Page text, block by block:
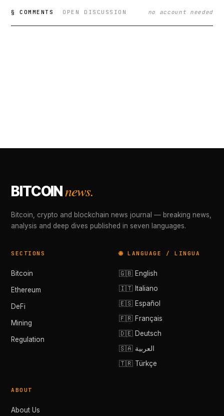
§ COMMENTS OPEN DISCUSSION no account needed
BITCOINnews.
Bitcoin, crypto and blockchain news journal — breaking news,
analysis and deep dives published in seven languages.
SECTIONS
Bitcoin
Ethereum
DeFi
Mining
Regulation
🌐 LANGUAGE / LINGUA
🇬🇧 English
🇮🇹 Italiano
🇪🇸 Español
🇫🇷 Français
🇩🇪 Deutsch
🇸🇦 العربية
🇹🇷 Türkçe
ABOUT
About Us